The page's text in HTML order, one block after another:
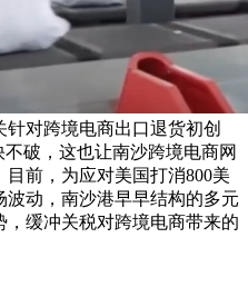
对跨境电商出口退货初创
破，这也让南沙跨境电商网
前，为应对美国打消800美
动，南沙港早早结构的多元
缓冲关税对跨境电商带来的